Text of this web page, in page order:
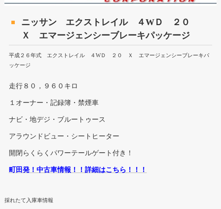
ニッサン エクストレイル ４WＤ ２０
Ｘ エマージェンシーブレーキパッケージ
平成２６年式 エクストレイル ４WＤ ２０ Ｘ エマージェンシーブレーキパ
ッケージ
走行８０，９６０キロ
１オーナー・記録簿・禁煙車
ナビ・地デジ・ブルートゥース
アラウンドビュー・シートヒーター
開閉らくらくパワーテールゲート付き！
町田発！中古車情報！！詳細はこちら！！！
採れたて入庫車情報